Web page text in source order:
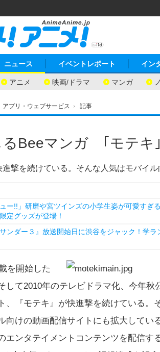
ニュース
アニメ 映画/ドラマ マンガ
イベントレポート イン
アプリ・ウェブサービス › 記事
るBeeマンガ ｢モテキ
進撃を続けている。そんな人気はモバイ
ュー!!」研磨や宮ツインズの小学生姿が可愛す
定グッズが登場！
ンダー３』放送開始日に渋谷をジャック！学
を開始した
して2010年のテレビドラマ化、今年秋
、『モテキ』が快進撃を続けている。
向けの動画配信サイトにも拡大している
ンタテイメントコンテンツを配信す